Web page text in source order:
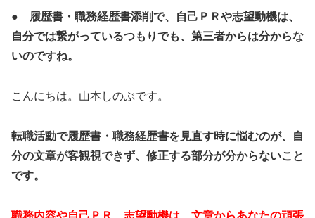
● 履歴書・職務経歴書添削で、自己ＰＲや志望動機は、
自分では繋がっているつもりでも、第三者からは分からな
いのですね。
こんにちは。山本しのぶです。
転職活動で履歴書・職務経歴書を見直す時に悩むのが、自
分の文章が客観視できず、修正する部分が分からないこと
です。
職務内容や自己ＰＲ、志望動機は、文章からあなたの頑張